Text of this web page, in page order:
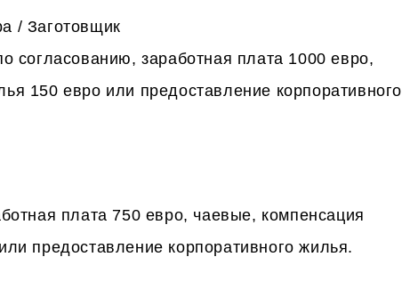
/ Заготовщик
согласованию, заработная плата 1000 евро,
150 евро или предоставление корпоративного
плата 750 евро, чаевые, компенсация
предоставление корпоративного жилья.